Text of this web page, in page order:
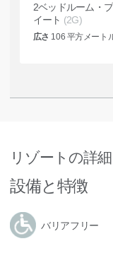
2ベッドルーム・
イート (2G)
広さ 106 平方メート
リゾートの詳細
設備と特徴
バリアフリー